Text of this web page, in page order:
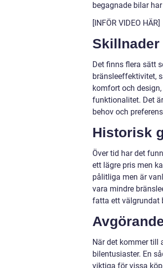
begagnade bilar
[INFÖR VIDEO HÄR]
Det finns flera sätt
bränsleeffektivitet,
komfort och
funktionalitet. Det
behov och
Historisk
Över tid har det
ett lägre pris men
pålitliga men är
vara mindre
fatta ett välgrundat
När det kommer till
bilentusiaster. En
viktiga för vissa